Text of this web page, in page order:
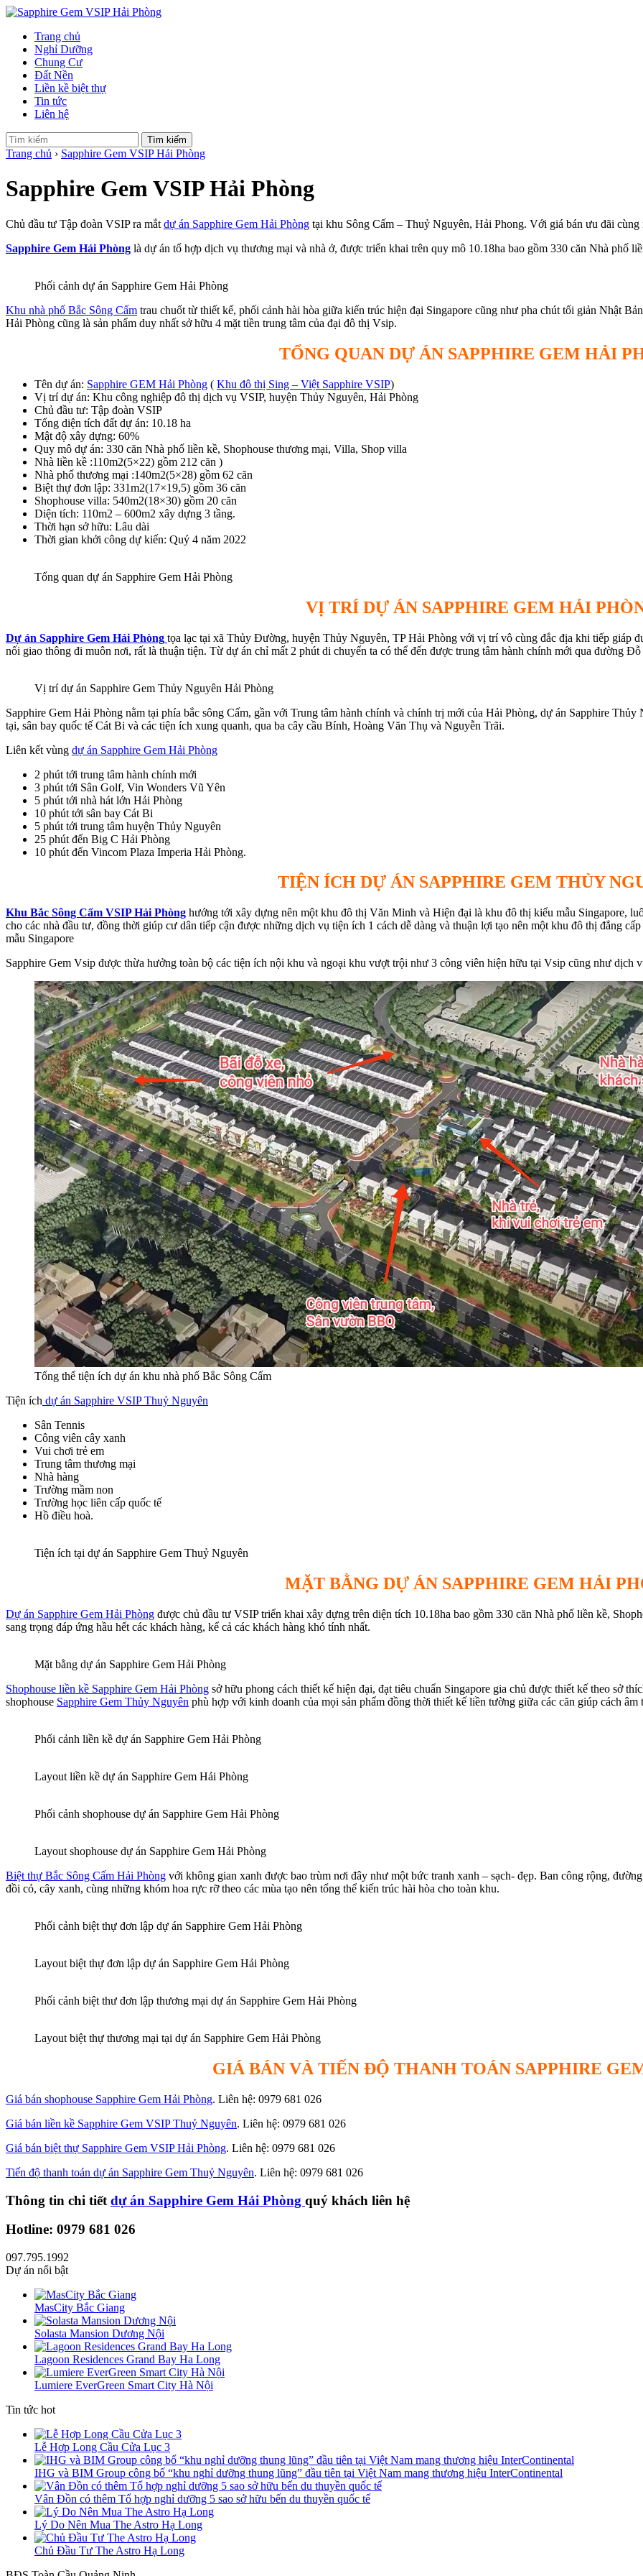
Trang chủ
Nghỉ Dưỡng
Chung Cư
Đất Nền
Liền kề biệt thự
Tin tức
Liên hệ
Tìm kiếm
Trang chủ › Sapphire Gem VSIP Hải Phòng
Sapphire Gem VSIP Hải Phòng
Chủ đầu tư Tập đoàn VSIP ra mắt dự án Sapphire Gem Hải Phòng tại khu Sông Cấm – Thuỷ Nguyên, Hải Phong. Với giá bán ưu đãi cùng
Sapphire Gem Hải Phòng là dự án tổ hợp dịch vụ thương mại và nhà ở, được triển khai trên quy mô 10.18ha bao gồm 330 căn Nhà phố
Phối cảnh dự án Sapphire Gem Hải Phòng
Khu nhà phố Bắc Sông Cấm trau chuốt từ thiết kế, phối cảnh hài hòa giữa kiến trúc hiện đại Singapore cũng như pha chút tối giản Nhật
Hải Phòng cũng là sản phẩm duy nhất sở hữu 4 mặt tiền trung tâm của đại đô thị Vsip.
TỔNG QUAN DỰ ÁN SAPPHIRE GEM HẢI
Tên dự án: Sapphire GEM Hải Phòng ( Khu đô thị Sing – Việt Sapphire VSIP)
Vị trí dự án: Khu công nghiệp đô thị dịch vụ VSIP, huyện Thủy Nguyên, Hải Phòng
Chủ đầu tư: Tập đoàn VSIP
Tổng diện tích đất dự án: 10.18 ha
Mật độ xây dựng: 60%
Quy mô dự án: 330 căn Nhà phố liền kề, Shophouse thương mại, Villa, Shop villa
Nhà liền kề :110m2(5×22) gồm 212 căn )
Nhà phố thương mại :140m2(5×28) gồm 62 căn
Biệt thự đơn lập: 331m2(17×19,5) gồm 36 căn
Shophouse villa: 540m2(18×30) gồm 20 căn
Diện tích: 110m2 – 600m2 xây dựng 3 tầng.
Thời hạn sở hữu: Lâu dài
Thời gian khởi công dự kiến: Quý 4 năm 2022
Tổng quan dự án Sapphire Gem Hải Phòng
VỊ TRÍ DỰ ÁN SAPPHIRE GEM HẢI
Dự án Sapphire Gem Hải Phòng tọa lạc tại xã Thủy Đường, huyện Thủy Nguyên, TP Hải Phòng với vị trí vô cùng đắc địa khi tiếp giáp
nối giao thông đi muôn nơi, rất là thuận tiện. Từ dự án chỉ mất 2 phút di chuyển ta có thể đến được trung tâm hành chính mới qua đường
Vị trí dự án Sapphire Gem Thủy Nguyên Hải Phòng
Sapphire Gem Hải Phòng nằm tại phía bắc sông Cấm, gần với Trung tâm hành chính và chính trị mới của Hải Phòng, dự án Sapphire
tại, sân bay quốc tế Cát Bi và các tiện ích xung quanh, qua ba cây cầu Bính, Hoàng Văn Thụ và Nguyễn Trãi.
Liên kết vùng dự án Sapphire Gem Hải Phòng
2 phút tới trung tâm hành chính mới
3 phút tới Sân Golf, Vin Wonders Vũ Yên
5 phút tới nhà hát lớn Hải Phòng
10 phút tới sân bay Cát Bi
5 phút tới trung tâm huyện Thủy Nguyên
25 phút đến Big C Hải Phòng
10 phút đến Vincom Plaza Imperia Hải Phòng.
TIỆN ÍCH DỰ ÁN SAPPHIRE GEM THỦY
Khu Bắc Sông Cấm VSIP Hải Phòng hướng tới xây dựng nên một khu đô thị Văn Minh và Hiện đại là khu đô thị kiểu mẫu Singapore,
cho các nhà đầu tư, đồng thời giúp cư dân tiếp cận được những dịch vụ tiện ích 1 cách dễ dàng và thuận lợi tạo nên một khu đô thị đẳng
mẫu Singapore
Sapphire Gem Vsip được thừa hưởng toàn bộ các tiện ích nội khu và ngoại khu vượt trội như 3 công viên hiện hữu tại Vsip cũng như dịch
Tổng thể tiện ích dự án khu nhà phố Bắc Sông Cấm
Tiện ích dự án Sapphire VSIP Thuỷ Nguyên
Sân Tennis
Công viên cây xanh
Vui chơi trẻ em
Trung tâm thương mại
Nhà hàng
Trường mầm non
Trường học liên cấp quốc tế
Hồ điều hoà.
Tiện ích tại dự án Sapphire Gem Thuỷ Nguyên
MẶT BẰNG DỰ ÁN SAPPHIRE GEM HẢI
Dự án Sapphire Gem Hải Phòng được chủ đầu tư VSIP triển khai xây dựng trên diện tích 10.18ha bao gồm 330 căn Nhà phố liền kề,
sang trọng đáp ứng hầu hết các khách hàng, kể cả các khách hàng khó tính nhất.
Mặt bằng dự án Sapphire Gem Hải Phòng
Shophouse liền kề Sapphire Gem Hải Phòng sở hữu phong cách thiết kế hiện đại, đạt tiêu chuẩn Singapore gia chủ được thiết kế theo sở
shophouse Sapphire Gem Thủy Nguyên phù hợp với kinh doanh của mọi sản phẩm đồng thời thiết kế liền tường giữa các căn giúp cách
Phối cảnh liền kề dự án Sapphire Gem Hải Phòng
Layout liền kề dự án Sapphire Gem Hải Phòng
Phối cảnh shophouse dự án Sapphire Gem Hải Phòng
Layout shophouse dự án Sapphire Gem Hải Phòng
Biệt thự Bắc Sông Cấm Hải Phòng với không gian xanh được bao trùm nơi đây như một bức tranh xanh – sạch- đẹp. Ban công rộng,
đồi cỏ, cây xanh, cùng những khóm hoa rực rỡ theo các mùa tạo nên tổng thể kiến trúc hài hòa cho toàn khu.
Phối cảnh biệt thự đơn lập dự án Sapphire Gem Hải Phòng
Layout biệt thự đơn lập dự án Sapphire Gem Hải Phòng
Phối cảnh biệt thư đơn lập thương mại dự án Sapphire Gem Hải Phòng
Layout biệt thự thương mại tại dự án Sapphire Gem Hải Phòng
GIÁ BÁN VÀ TIẾN ĐỘ THANH TOÁNSAPPHIRE
Giá bán shophouse Sapphire Gem Hải Phòng. Liên hệ: 0979 681 026
Giá bán liền kề Sapphire Gem VSIP Thuỷ Nguyên. Liên hệ: 0979 681 026
Giá bán biệt thự Sapphire Gem VSIP Hải Phòng. Liên hệ: 0979 681 026
Tiến độ thanh toán dự án Sapphire Gem Thuỷ Nguyên. Liên hệ: 0979 681 026
Thông tin chi tiết dự án Sapphire Gem Hải Phòng quý khách liên hệ
Hotline: 0979 681 026
097.795.1992
Dự án nổi bật
MasCity Bắc Giang
Solasta Mansion Dương Nội
Lagoon Residences Grand Bay Ha Long
Lumiere EverGreen Smart City Hà Nội
Tin tức hot
Lễ Hợp Long Cầu Cửa Lục 3
IHG và BIM Group công bố “khu nghỉ dưỡng thung lũng” đầu tiên tại Việt Nam mang thương hiệu InterContinental
Vân Đồn có thêm Tổ hợp nghỉ dưỡng 5 sao sở hữu bến du thuyền quốc tế
Lý Do Nên Mua The Astro Hạ Long
Chủ Đầu Tư The Astro Hạ Long